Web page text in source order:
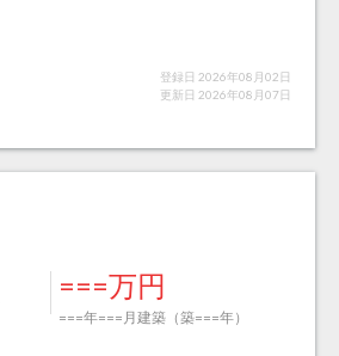
登録日 2026年08月02日
更新日 2026年08月07日
===万円
===年===月建築（築===年）